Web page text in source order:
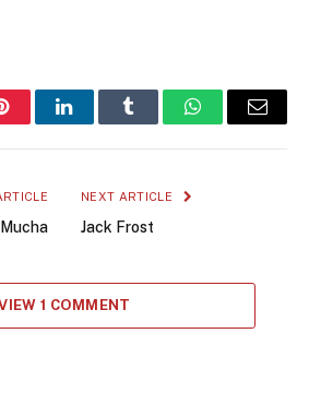
LinkedInTumblr WhatsAppEmail
Mucha
NEXT ARTICLE
Jack Frost
1 COMMENT